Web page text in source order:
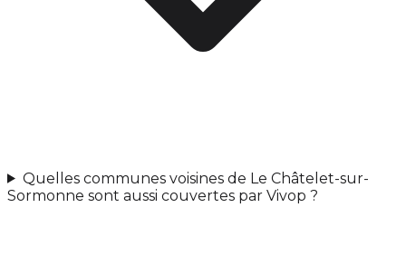
Quelles communes voisines de Le Châtelet-sur-
Sormonne sont aussi couvertes par Vivop ?